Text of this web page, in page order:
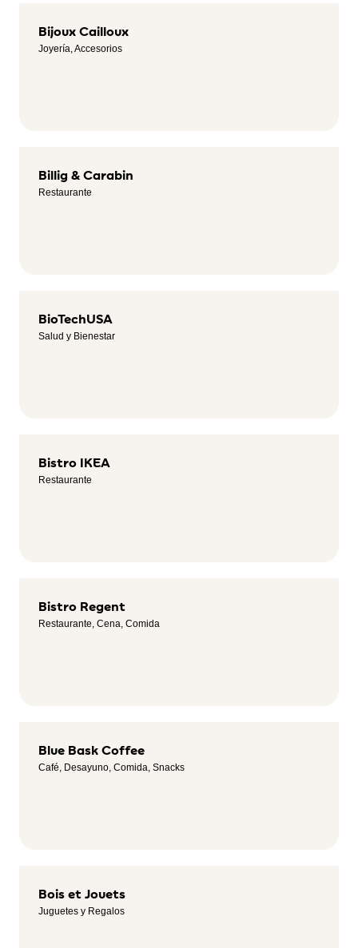
Bijoux Cailloux
Joyería, Accesorios
Billig & Carabin
Restaurante
BioTechUSA
Salud y Bienestar
Bistro IKEA
Restaurante
Bistro Regent
Restaurante, Cena, Comida
Blue Bask Coffee
Café, Desayuno, Comida, Snacks
Bois et Jouets
Juguetes y Regalos